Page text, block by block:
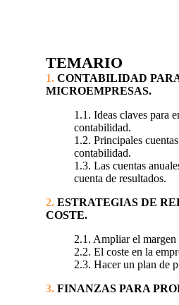
TEMARIO
1.CONTABILIDAD
MICROEMPRESAS.
1.1. Ideas claves para
contabilidad.
1.2. Principales
contabilidad.
1.3. Las cuentas
cuenta de resultados.
2.ESTRATEGIAS DE
COSTE.
2.1. Ampliar el
2.2. El coste en la
2.3. Hacer un plan de
3.FINANZAS PARA